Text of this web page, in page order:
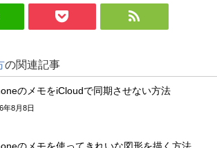
の関連記事
のメモをiCloudで同期させない方法
年8月8日
のメモを使ってきれいな図形を描く方法